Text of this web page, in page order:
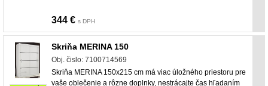
344 € s DPH
Skriňa MERINA 150
Obj. čislo: 7100714569
Skriňa MERINA 150x215 cm má viac úložného priestoru pre
vaše oblečenie a rôzne doplnky, nestrácajte čas hľadaním